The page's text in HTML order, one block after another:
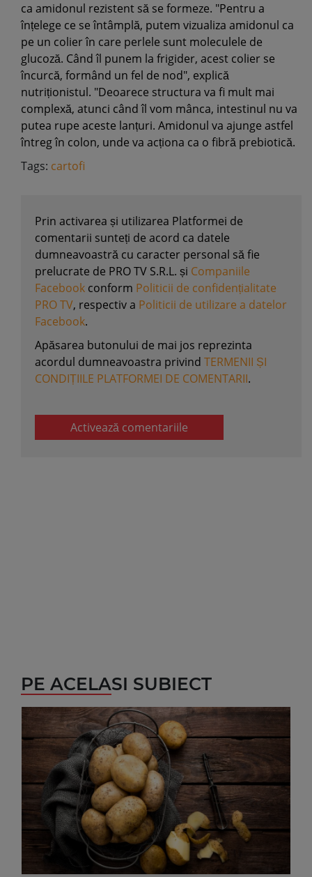
ca amidonul rezistent să se formeze. "Pentru a
înțelege ce se întâmplă, putem vizualiza amidonul ca
pe un colier în care perlele sunt moleculele de
glucoză. Când îl punem la frigider, acest colier se
încurcă, formând un fel de nod", explică
nutriționistul. "Deoarece structura va fi mult mai
complexă, atunci când îl vom mânca, intestinul nu va
putea rupe aceste lanțuri. Amidonul va ajunge astfel
întreg în colon, unde va acționa ca o fibră prebiotică.
Tags: cartofi
Prin activarea și utilizarea Platformei de
comentarii sunteți de acord ca datele
dumneavoastră cu caracter personal să fie
prelucrate de PRO TV S.R.L. și Companiile
Facebook conform Politicii de confidențialitate
PRO TV, respectiv a Politicii de utilizare a datelor
Facebook.
Apăsarea butonului de mai jos reprezinta
acordul dumneavoastra privind TERMENII ȘI
CONDIȚIILE PLATFORMEI DE COMENTARII.
Activează comentariile
PE ACELASI SUBIECT